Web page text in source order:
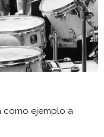
como ejemplo a